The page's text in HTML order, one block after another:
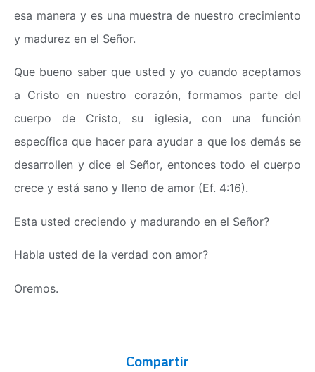
esa manera y es una muestra de nuestro crecimiento
y madurez en el Señor.
Que bueno saber que usted y yo cuando aceptamos
a Cristo en nuestro corazón, formamos parte del
cuerpo de Cristo, su iglesia, con una función
específica que hacer para ayudar a que los demás se
desarrollen y dice el Señor, entonces todo el cuerpo
crece y está sano y lleno de amor (Ef. 4:16).
Esta usted creciendo y madurando en el Señor?
Habla usted de la verdad con amor?
Oremos.
Compartir